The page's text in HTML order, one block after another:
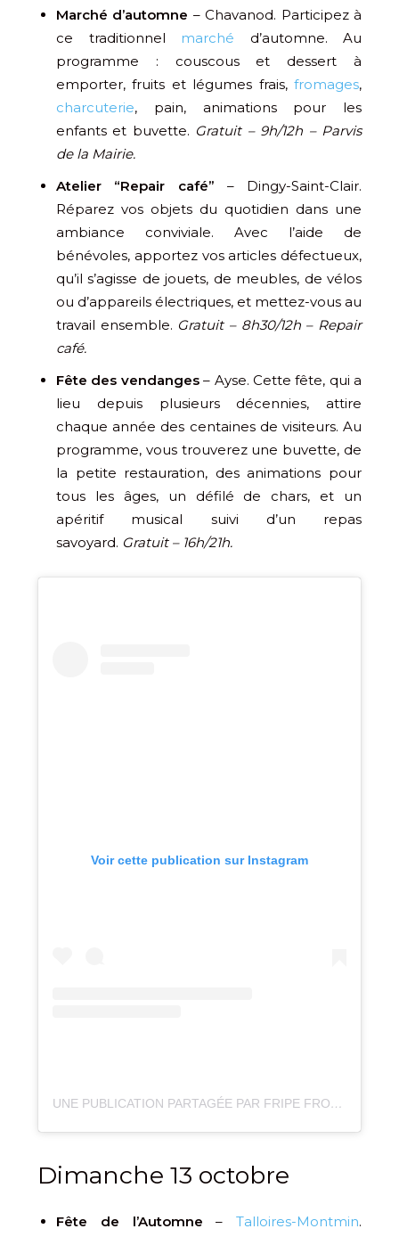
Marché d’automne – Chavanod. Participez à
ce traditionnel
marché d’automne. Au
programme : couscous et dessert à
emporter, fruits et légumes frais, fromages,
charcuterie, pain, animations pour les
enfants et buvette. Gratuit – 9h/12h – Parvis
de la Mairie.
Atelier “Repair café” – Dingy-Saint-Clair.
Réparez vos objets du quotidien dans une
ambiance conviviale. Avec l’aide de
bénévoles, apportez vos articles défectueux,
qu’il s’agisse de jouets, de meubles, de vélos
ou d’appareils électriques, et mettez-vous au
travail ensemble. Gratuit – 8h30/12h – Repair
café.
Fête des vendanges– Ayse. Cette fête, qui a
lieu depuis plusieurs décennies, attire
chaque année des centaines de visiteurs. Au
programme, vous trouverez une buvette, de
la petite restauration, des animations pour
tous les âges, un défilé de chars, et un
apéritif musical suivi d’un repas
savoyard. Gratuit – 16h/21h.
Voir cette publication sur Instagram
UNE PUBLICATION PARTAGÉE PAR FRIPE FROM DESIRE (@_FRIPEFROMDESIRE_)
Dimanche 13 octobre
Fête de l’Automne – Talloires-Montmin.